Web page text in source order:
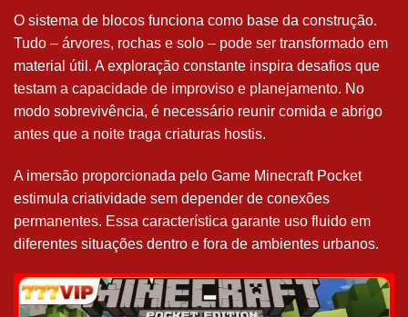
O sistema de blocos funciona como base da construção.
Tudo – árvores, rochas e solo – pode ser transformado em
material útil. A exploração constante inspira desafios que
testam a capacidade de improviso e planejamento. No
modo sobrevivência, é necessário reunir comida e abrigo
antes que a noite traga criaturas hostis.
A imersão proporcionada pelo Game Minecraft Pocket
estimula criatividade sem depender de conexões
permanentes. Essa característica garante uso fluido em
diferentes situações dentro e fora de ambientes urbanos.